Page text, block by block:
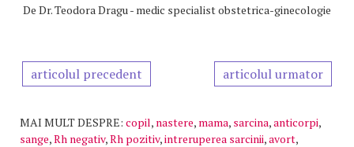
De Dr. Teodora Dragu - medic specialist obstetrica-ginecologie
articolul precedent articolul urmator
MAI MULT DESPRE: copil, nastere, mama, sarcina,anticorpi,
sange,Rh negativ,Rh pozitiv,intreruperea sarcinii,avort,